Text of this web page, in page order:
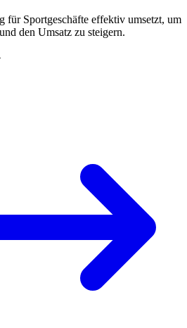
Sportgeschäfte effektiv umsetzt, um
den Umsatz zu steigern.